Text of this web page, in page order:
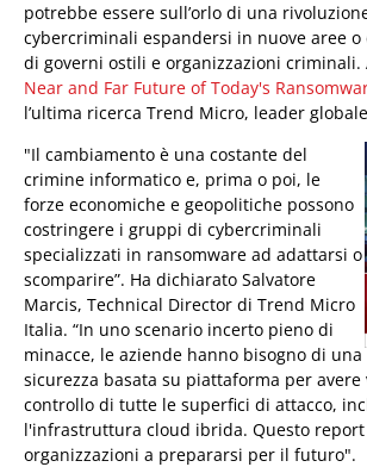
potrebbe essere sull’orlo di una
cybercriminali espandersi in nuove aree
di governi ostili e organizzazioni criminali.
Near and Far Future of Today's
l’ultima ricerca Trend Micro, leader
"Il cambiamento è una costante del
crimine informatico e, prima o poi, le
forze economiche e geopolitiche possono
costringere i gruppi di cybercriminali
specializzati in ransomware ad adattarsi o
scomparire”. Ha dichiarato Salvatore
Marcis, Technical Director di Trend Micro
Italia. “In uno scenario incerto pieno di
minacce, le aziende hanno bisogno di una
sicurezza basata su piattaforma per
controllo di tutte le superfici di attacco,
l'infrastruttura cloud ibrida. Questo
organizzazioni a prepararsi per il futuro".